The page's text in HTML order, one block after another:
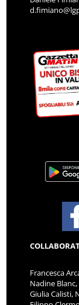
Francesca
Nadine
Giulia Calisti,